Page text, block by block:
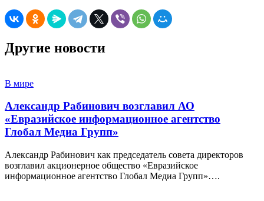
Другие новости
В мире
Александр Рабинович возглавил АО
«Евразийское информационное агентство
Глобал Медиа Групп»
Александр Рабинович как председатель совета директоров
возглавил акционерное общество «Евразийское
информационное агентство Глобал Медиа Групп»….